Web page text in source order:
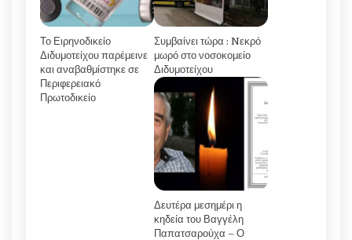
Το Ειρηνοδικείο
Διδυμοτείχου παρέμεινε
και αναβαθμίστηκε σε
Περιφερειακό
Πρωτοδικείο
Συμβαίνει τώρα : Nεκρό
μωρό στο νοσοκομείο
Διδυμοτείχου
Δευτέρα μεσημέρι η
κηδεία του Βαγγέλη
Παπατσαρούχα – Ο